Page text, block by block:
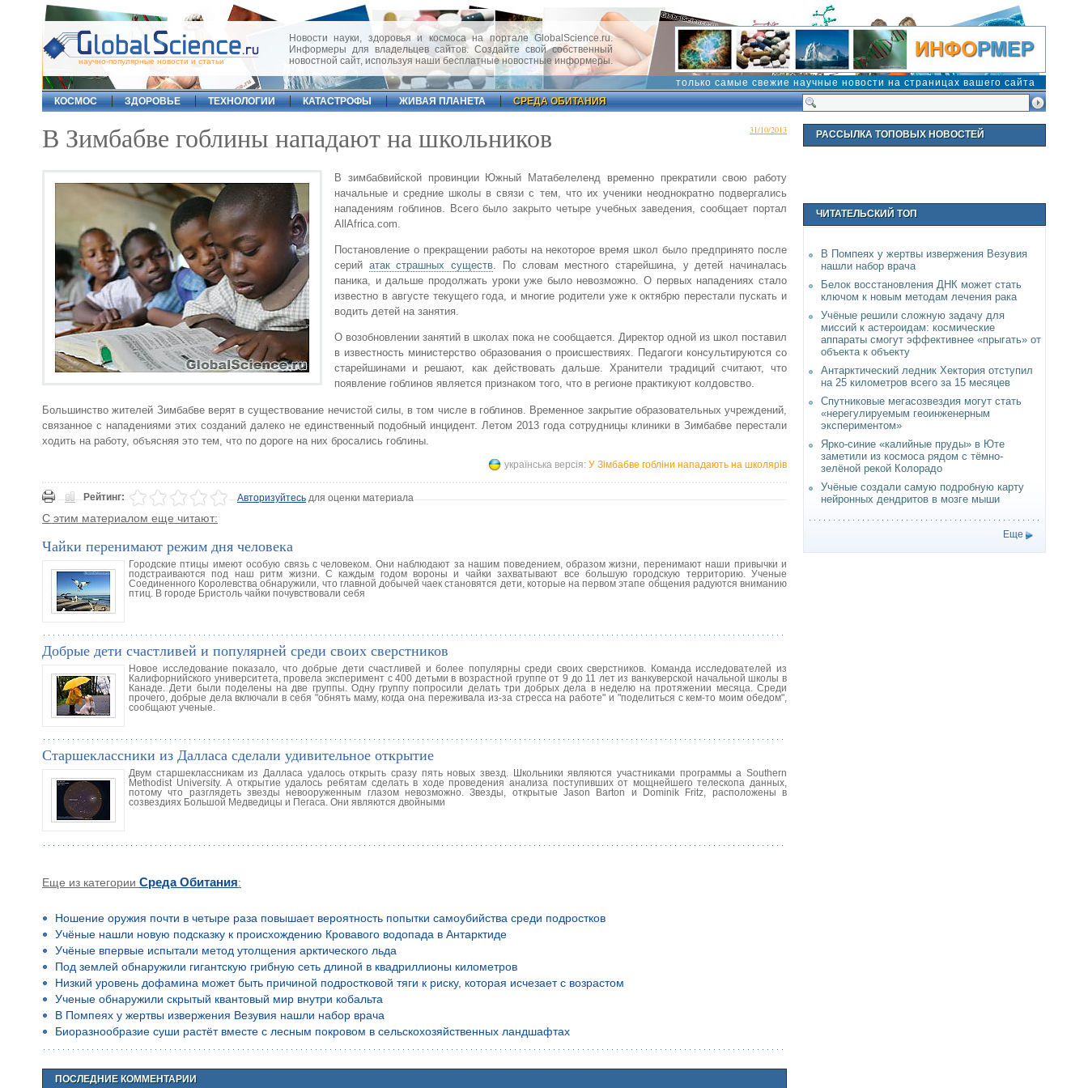
научно-популярные новости и статьи
Новости науки, здоровья и космоса на портале GlobalScience.ru.
Информеры для владельцев сайтов. Создайте свой собственный
новостной сайт, используя наши бесплатные новостные информеры.
только самые свежие научные новости на страницах вашего сайта
КОСМОС
ЗДОРОВЬЕ ТЕХНОЛОГИИ КАТАСТРОФЫ ЖИВАЯ ПЛАНЕТА СРЕДА ОБИТАНИЯ
31/10/2013
В Зимбабве гоблины нападают на школьников
В зимбабвийской провинции Южный Матабелеленд временно прекратили свою работу
начальные и средние школы в связи с тем, что их ученики неоднократно подвергались
нападениям гоблинов. Всего было закрыто четыре учебных заведения, сообщает портал
AllAfrica.com.
Постановление о прекращении работы на некоторое время школ было предпринято после
серий атак страшных существ. По словам местного старейшина, у детей начиналась
паника, и дальше продолжать уроки уже было невозможно. О первых нападениях стало
известно в августе текущего года, и многие родители уже к октябрю перестали пускать и
водить детей на занятия.
О возобновлении занятий в школах пока не сообщается. Директор одной из школ поставил
в известность министерство образования о происшествиях. Педагоги консультируются со
старейшинами и решают, как действовать дальше. Хранители традиций считают, что
появление гоблинов является признаком того, что в регионе практикуют колдовство.
Большинство жителей Зимбабве верят в существование нечистой силы, в том числе в гоблинов. Временное закрытие образовательных учреждений,
связанное с нападениями этих созданий далеко не единственный подобный инцидент. Летом 2013 года сотрудницы клиники в Зимбабве перестали
ходить на работу, объясняя это тем, что по дороге на них бросались гоблины.
українська версія: У Зімбабве гобліни нападають на школярів
Рейтинг: Авторизуйтесьдля оценки материала
С этим материалом еще читают:
Чайки перенимают режим дня человека
Городские птицы имеют особую связь с человеком. Они наблюдают за нашим поведением, образом жизни, перенимают наши привычки и
подстраиваются под наш ритм жизни. С каждым годом вороны и чайки захватывают все большую городскую территорию. Ученые
Соединенного Королевства обнаружили, что главной добычей чаек становятся дети, которые на первом этапе общения радуются вниманию
птиц. В городе Бристоль чайки почувствовали себя
Добрые дети счастливей и популярней среди своих сверстников
Новое исследование показало, что добрые дети счастливей и более популярны среди своих сверстников. Команда исследователей из
Калифорнийского университета, провела эксперимент с 400 детьми в возрастной группе от 9 до 11 лет из ванкуверской начальной школы в
Канаде. Дети были поделены на две группы. Одну группу попросили делать три добрых дела в неделю на протяжении месяца. Среди
прочего, добрые дела включали в себя "обнять маму, когда она переживала из-за стресса на работе" и "поделиться с кем-то моим обедом",
сообщают ученые.
Старшеклассники из Далласа сделали удивительное открытие
Двум старшеклассникам из Далласа удалось открыть сразу пять новых звезд. Школьники являются участниками программы a Southern
Methodist University. А открытие удалось ребятам сделать в ходе проведения анализа поступивших от мощнейшего телескопа данных,
потому что разглядеть звезды невооруженным глазом невозможно. Звезды, открытые Jason Barton и Dominik Fritz, расположены в
созвездиях Большой Медведицы и Пегаса. Они являются двойными
Еще из категории Среда Обитания:
Ношение оружия почти в четыре раза повышает вероятность попытки самоубийства среди подростков
Учёные нашли новую подсказку к происхождению Кровавого водопада в Антарктиде
Учёные впервые испытали метод утолщения арктического льда
Под землей обнаружили гигантскую грибную сеть длиной в квадриллионы километров
Низкий уровень дофамина может быть причиной подростковой тяги к риску, которая исчезает с возрастом
Ученые обнаружили скрытый квантовый мир внутри кобальта
В Помпеях у жертвы извержения Везувия нашли набор врача
Биоразнообразие суши растёт вместе с лесным покровом в сельскохозяйственных ландшафтах
ПОСЛЕДНИЕ КОММЕНТАРИИ
РАССЫЛКА ТОПОВЫХ НОВОСТЕЙ
ЧИТАТЕЛЬСКИЙ ТОП
В Помпеях у жертвы извержения Везувия
нашли набор врача
Белок восстановления ДНК может стать
ключом к новым методам лечения рака
Учёные решили сложную задачу для
миссий к астероидам: космические
аппараты смогут эффективнее «прыгать» от
объекта к объекту
Антарктический ледник Хектория отступил
на 25 километров всего за 15 месяцев
Спутниковые мегасозвездия могут стать
«нерегулируемым геоинженерным
экспериментом»
Ярко-синие «калийные пруды» в Юте
заметили из космоса рядом с тёмно-
зелёной рекой Колорадо
Учёные создали самую подробную карту
нейронных дендритов в мозге мыши
Еще